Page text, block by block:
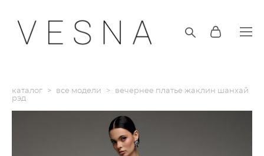
каталог > все модели >
вечернее платье жаклин шанхай
рэд